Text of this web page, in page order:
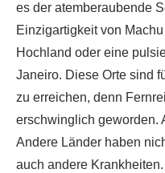
es der atemberaubende
Einzigartigkeit von
Hochland oder eine
Janeiro. Diese Orte sind
zu erreichen, denn
erschwinglich geworden.
Andere Länder haben
auch andere